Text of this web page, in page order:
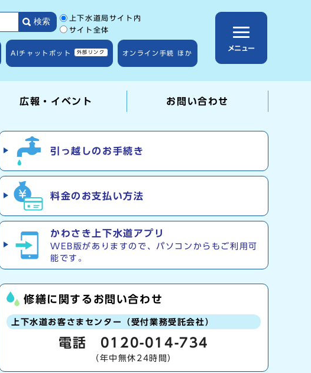
検索 サイト内検索の範囲
上下水道局サイト内
サイト全体
AIチャットボット 外部リンク オンライン手続 ほか
メニュー
広報・イベント お問い合わせ
便利ナビ
引っ越しのお手続き
料金のお支払い方法
かわさき上下水道アプリ
WEB版がありますので、パソコンからもご利用可
能です。
修繕に関するお問い合わせ
上下水道お客さまセンター（受付業務受託会社）
電話 0120-014-734
（年中無休24時間）